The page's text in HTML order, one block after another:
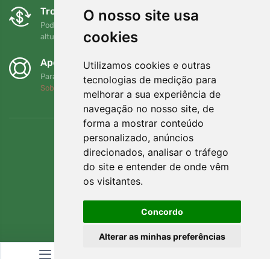
O nosso site usa
cookies
Utilizamos cookies e outras
tecnologias de medição para
melhorar a sua experiência de
navegação no nosso site, de
forma a mostrar conteúdo
personalizado, anúncios
direcionados, analisar o tráfego
do site e entender de onde vêm
os visitantes.
Concordo
Alterar as minhas preferências
Trocas e devoluções gratuitas
Pode devolver ou trocar a sua encomenda em qualquer
altura no prazo de 90 dias
Apoiamos a Trees.org
Para cada encomenda plantamos uma árvore! Leia mais
Sobre nós